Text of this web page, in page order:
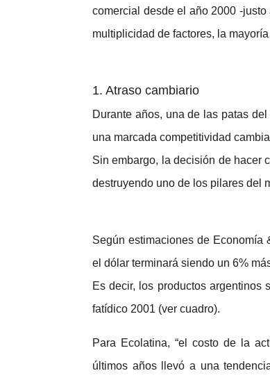
comercial desde el año 2000 -
multiplicidad de factores, la
1. Atraso cambiario
Durante años, una de las patas
una marcada competitividad
Sin embargo, la decisión de hacer
destruyendo uno de los pilares del
Según estimaciones de
el dólar terminará siendo un 6%
Es decir, los productos argentinos
fatídico 2001 (ver cuadro).
Para Ecolatina, “el costo de la
últimos años llevó a una